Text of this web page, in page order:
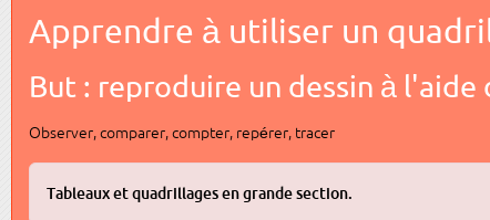
Apprendre à utiliser un
But : reproduire un dessin à l'aide
Observer, comparer, compter, repérer, tracer
Tableaux et quadrillages en grande section.